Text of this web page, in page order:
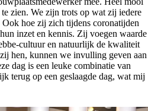
zien. We zijn trots op wat zij iedere
hoe zij zich tijdens coronatijden
inzet en kennis. Zij voegen waarde
cultuur en natuurlijk de kwaliteit
hen, kunnen we invulling geven aan
dag is een leuke combinatie van
terug op een geslaagde dag, wat mij